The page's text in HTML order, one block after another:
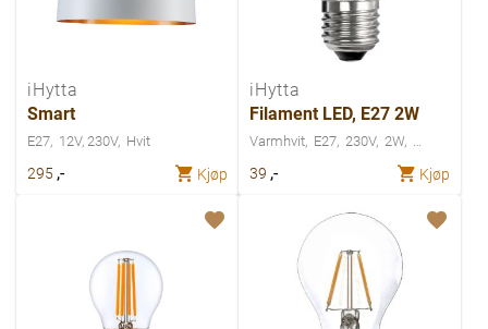
iHytta
Smart
E27 12V, 230V Hvit
295 ,- Kjøp
iHytta
Filament LED, E27 2W
Varmhvit E27 230V 2W
39 ,- Kjøp